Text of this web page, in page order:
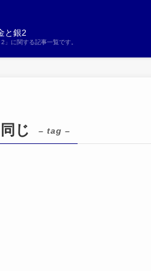
と銀2
に関する記事一覧です。
じ – tag –